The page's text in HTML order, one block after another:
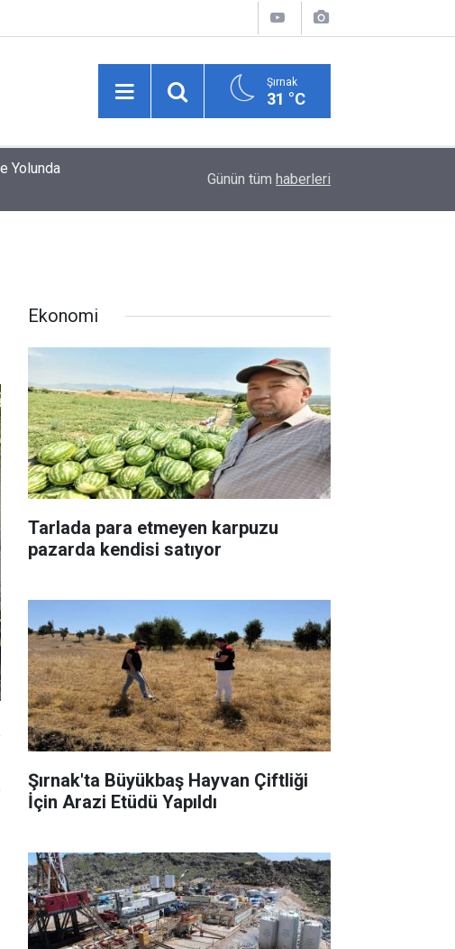
Şırnak
31 °C
Etkilenebilir
Günün tüm haberleri
Ekonomi
Tarlada para etmeyen karpuzu
pazarda kendisi satıyor
Şırnak'ta Büyükbaş Hayvan Çiftliği
İçin Arazi Etüdü Yapıldı